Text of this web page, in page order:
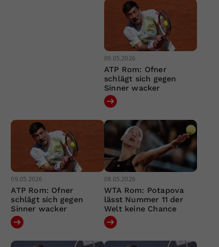
09.05.2026
ATP Rom: Ofner
schlägt sich gegen
Sinner wacker
09.05.2026
ATP Rom: Ofner
schlägt sich gegen
Sinner wacker
08.05.2026
WTA Rom: Potapova
lässt Nummer 11 der
Welt keine Chance